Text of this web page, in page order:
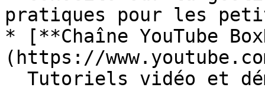
pratiques pour les
* [**Chaîne YouTube
(https://